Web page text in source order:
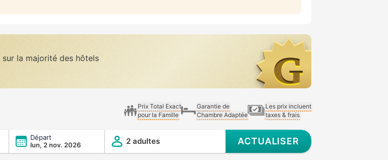
sur la majorité des hôtels
Prix Total Exact
pour la Famille
Garantie de
Chambre Adaptée
Les prix incluent
taxes & frais
Départ
lun, 2 nov. 2026
2 adultes ACTUALISER